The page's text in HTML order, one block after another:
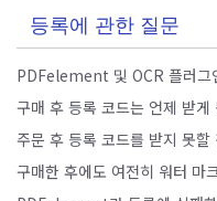
등록에 관한 질문
PDFelement 및 OCR 플러그
구매 후 등록 코드는 언제 받게
주문 후 등록 코드를 받지 못할
구매한 후에도 여전히 워터 마